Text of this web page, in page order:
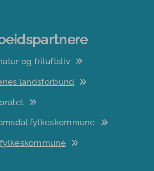
og friluftsliv
landsforbund
fylkeskommune